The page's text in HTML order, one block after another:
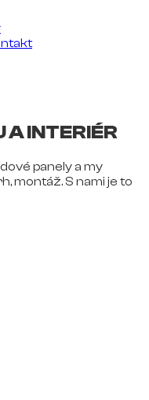
A INTERIÉR
panely a my
montáž. S nami je to